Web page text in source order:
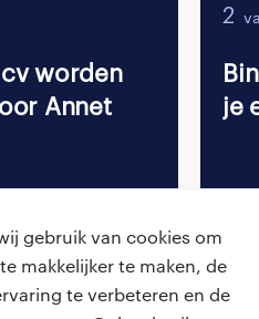
gebruik van cookies om
makkelijker te maken, de
te verbeteren en de
worden
Annet
2
je